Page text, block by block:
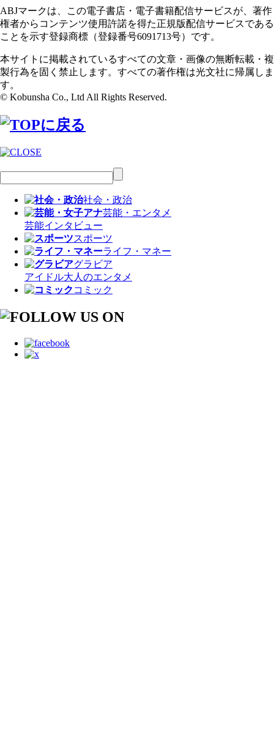
ABJマークは、この電子書店・電子書籍配信サービスが、著作
権者からコンテンツ使用許諾を得た正規版配信サービスである
ことを示す登録商標（登録番号6091713号）です。
本サイトに掲載されているすべての文章・画像の無断転載・複
製行為を固く禁止します。すべての著作権は光文社に帰属しま
す。
© Kobunsha Co., Ltd All Rights Reserved.
社会・政治
芸能・エンタメ
芸能インタビュー
スポーツ
ライフ・マネー
グラビア
アイドル大人のエンタメ
コミック